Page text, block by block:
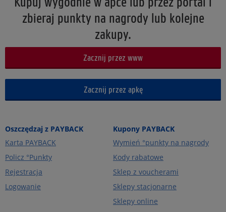
zbieraj punkty na nagrody lub kolejne
zakupy.
Zacznij przez www
Zacznij przez apkę
Oszczędzaj z PAYBACK
Karta PAYBACK
Policz °Punkty
Rejestracja
Logowanie
Kupony PAYBACK
Wymień °punkty na nagrody
Kody rabatowe
Sklep z voucherami
Sklepy stacjonarne
Sklepy online